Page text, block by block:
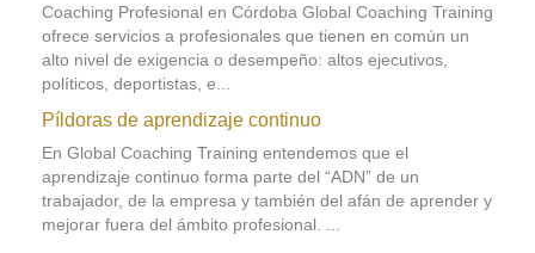
Coaching Profesional en Córdoba Global Coaching Training
ofrece servicios a profesionales que tienen en común un
alto nivel de exigencia o desempeño: altos ejecutivos,
políticos, deportistas, e...
Píldoras de aprendizaje continuo
En Global Coaching Training entendemos que el
aprendizaje continuo forma parte del “ADN” de un
trabajador, de la empresa y también del afán de aprender y
mejorar fuera del ámbito profesional. ...